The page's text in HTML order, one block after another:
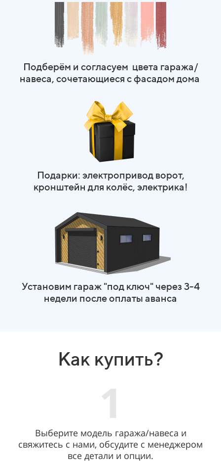
Подберём и согласуем цвета гаража/
навеса, сочетающиеся с фасадом дома
Подарки: электропривод ворот,
кронштейн для колёс, электрика!
Установим гараж "под ключ" через 3-4
недели после оплаты аванса
Как купить?
1
Выберите модель гаража/навеса и
свяжитесь с нами, обсудите с менеджером
все детали и опции.